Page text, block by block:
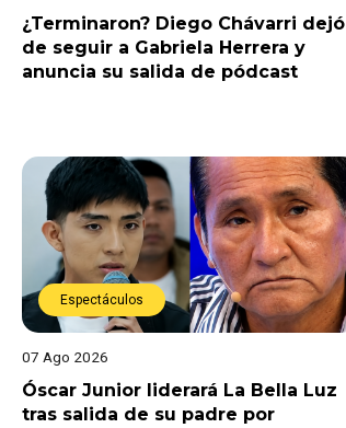
¿Terminaron? Diego Chávarri dejó
de seguir a Gabriela Herrera y
anuncia su salida de pódcast
Espectáculos
07 Ago 2026
Óscar Junior liderará La Bella Luz
tras salida de su padre por